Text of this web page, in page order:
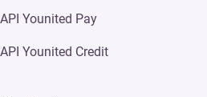
API Younited Pay
API Younited Credit